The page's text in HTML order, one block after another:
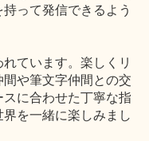
って発信できるよう
ています。楽しくリ
や筆文字仲間との交
に合わせた丁寧な指
を一緒に楽しみまし